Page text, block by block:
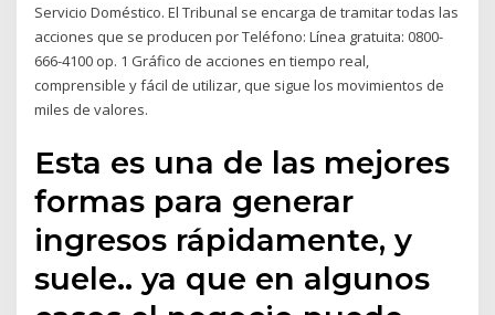
Servicio Doméstico. El Tribunal se encarga de tramitar todas las
acciones que se producen por Teléfono: Línea gratuita: 0800-
666-4100 op. 1 Gráfico de acciones en tiempo real,
comprensible y fácil de utilizar, que sigue los movimientos de
miles de valores.
Esta es una de las mejores
formas para generar
ingresos rápidamente, y
suele.. ya que en algunos